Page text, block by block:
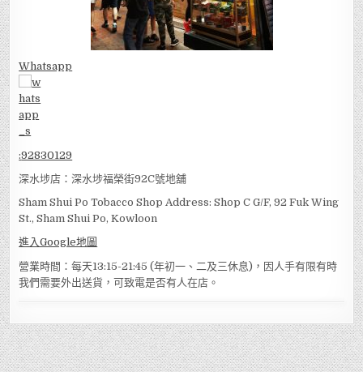
Whatsapp
:92830129
深水埗店：深水埗福榮街92C號地舖
Sham Shui Po Tobacco Shop Address: Shop C G/F, 92 Fuk Wing
St., Sham Shui Po, Kowloon
進入Google地圖
營業時間：每天13:15-21:45 (年初一、二及三休息)，因人手有限有時
我們需要外出送貨，可致電是否有人在店。